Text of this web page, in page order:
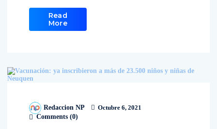
Read
More
Redaccion NP
Octubre 6, 2021
Comments (0)